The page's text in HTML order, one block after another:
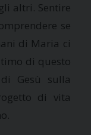
altri. Sentire
se
di Maria ci
di questo
Gesù sulla
di vita